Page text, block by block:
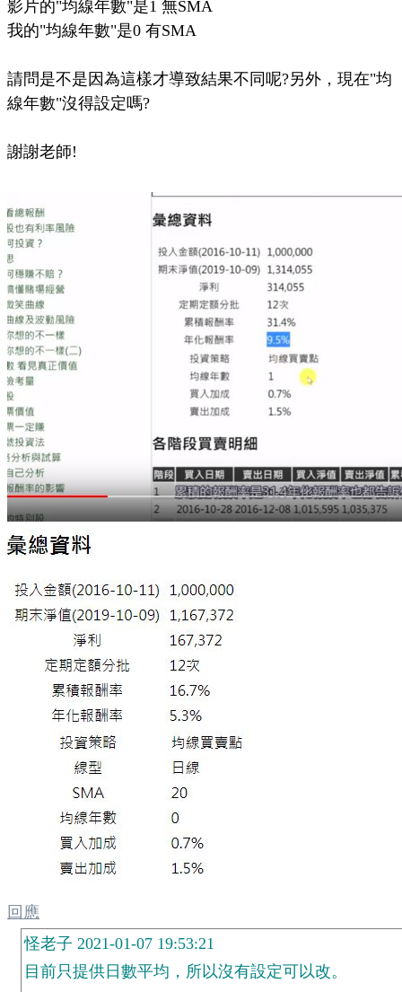
影片的"均線年數"是1 無SMA
我的"均線年數"是0 有SMA
請問是不是因為這樣才導致結果不同呢?另外，現在"均
線年數"沒得設定嗎?
謝謝老師!
回應
怪老子 2021-01-07 19:53:21
目前只提供日數平均，所以沒有設定可以改。